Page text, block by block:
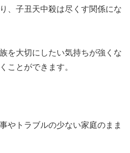
、子丑天中殺は尽くす関係にな
を大切にしたい気持ちが強くな
ことができます。
やトラブルの少ない家庭のまま